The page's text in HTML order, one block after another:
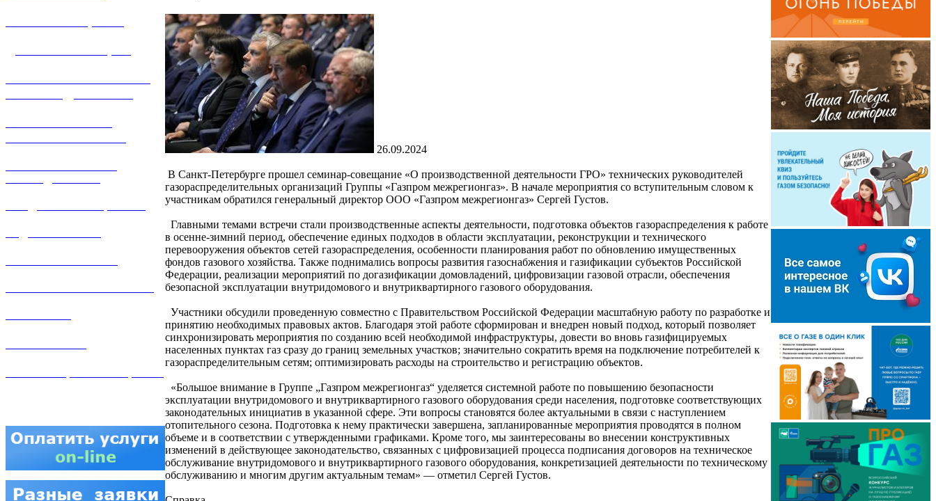
26.09.2024
В Санкт-Петербурге прошел семинар-совещание «О производственной деятельности ГРО» технических руководителей
газораспределительных организаций Группы «Газпром межрегионгаз». В начале мероприятия со вступительным словом к
участникам обратился генеральный директор ООО «Газпром межрегионгаз» Сергей Густов.
Главными темами встречи стали производственные аспекты деятельности, подготовка объектов газораспределения к работе
в осенне-зимний период, обеспечение единых подходов в области эксплуатации, реконструкции и технического
перевооружения объектов сетей газораспределения, особенности планирования работ по обновлению имущественных
фондов газового хозяйства. Также поднимались вопросы развития газоснабжения и газификации субъектов Российской
Федерации, реализации мероприятий по догазификации домовладений, цифровизации газовой отрасли, обеспечения
безопасной эксплуатации внутридомового и внутриквартирного газового оборудования.
Участники обсудили проведенную совместно с Правительством Российской Федерации масштабную работу по разработке и
принятию необходимых правовых актов. Благодаря этой работе сформирован и внедрен новый подход, который позволяет
синхронизировать мероприятия по созданию всей необходимой инфраструктуры, довести во вновь газифицируемых
населенных пунктах газ сразу до границ земельных участков; значительно сократить время на подключение потребителей к
газораспределительным сетям; оптимизировать расходы на строительство и регистрацию объектов.
«Большое внимание в Группе „Газпром межрегионгаз“ уделяется системной работе по повышению безопасности
эксплуатации внутридомового и внутриквартирного газового оборудования среди населения, подготовке соответствующих
законодательных инициатив в указанной сфере. Эти вопросы становятся более актуальными в связи с наступлением
отопительного сезона. Подготовка к нему практически завершена, запланированные мероприятия проводятся в полном
объеме и в соответствии с утвержденными графиками. Кроме того, мы заинтересованы во внесении конструктивных
изменений в действующее законодательство, связанных с цифровизацией процесса подписания договоров на техническое
обслуживание внутридомового и внутриквартирного газового оборудования, конкретизацией деятельности по техническому
обслуживанию и многим другим актуальным темам» — отметил Сергей Густов.